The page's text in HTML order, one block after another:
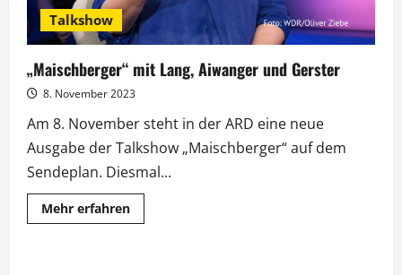
Talkshow
„Maischberger“ mit Lang, Aiwanger und Gerster
8. November 2023
Am 8. November steht in der ARD eine neue
Ausgabe der Talkshow „Maischberger“ auf dem
Sendeplan. Diesmal...
Mehr erfahrenMehr
Informationen